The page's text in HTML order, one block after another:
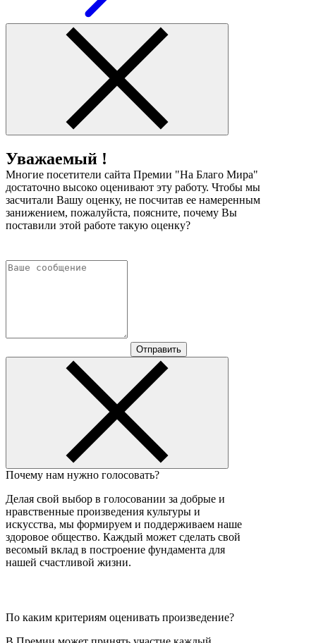
Уважаемый !
Многие посетители сайта Премии "На Благо Мира"
достаточно высоко оценивают эту работу. Чтобы мы
засчитали Вашу оценку, не посчитав ее намеренным
занижением, пожалуйста, поясните, почему Вы
поставили этой работе такую оценку?
Отправить
Почему нам нужно голосовать?
Делая свой выбор в голосовании за добрые и
нравственные произведения культуры и
искусства, мы формируем и поддерживаем наше
здоровое общество. Каждый может сделать свой
весомый вклад в построение фундамента для
нашей счастливой жизни.
По каким критериям оценивать произведение?